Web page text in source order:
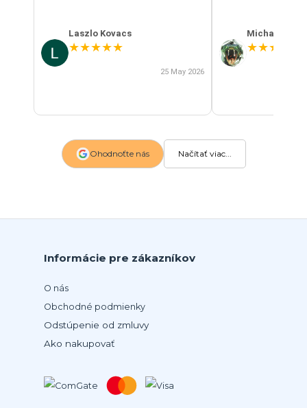
Laszlo Kovacs
★★★★★
25 May 2026
Michal Szabo
★★★
Ohodnoťte nás Načítať viac...
Informácie pre zákazníkov
O nás
Obchodné podmienky
Odstúpenie od zmluvy
Ako nakupovať